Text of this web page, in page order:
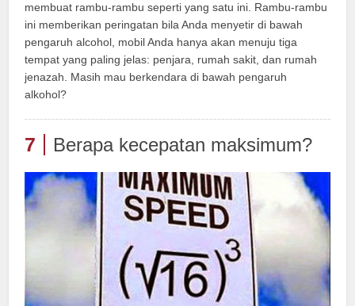
membuat rambu-rambu seperti yang satu ini. Rambu-rambu
ini memberikan peringatan bila Anda menyetir di bawah
pengaruh alcohol, mobil Anda hanya akan menuju tiga
tempat yang paling jelas: penjara, rumah sakit, dan rumah
jenazah. Masih mau berkendara di bawah pengaruh
alkohol?
7 Berapa kecepatan maksimum?